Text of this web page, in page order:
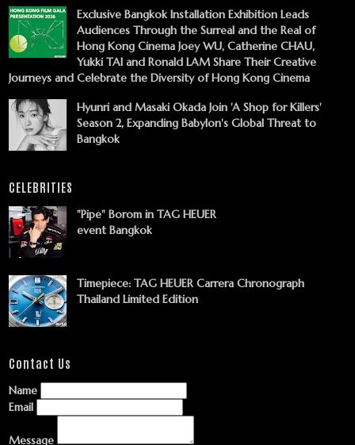
Exclusive Bangkok Installation Exhibition Leads
Audiences Through the Surreal and the Real of
Hong Kong Cinema Joey WU, Catherine CHAU,
Yukki TAI and Ronald LAM Share Their Creative
Journeys and Celebrate the Diversity of Hong Kong Cinema
Hyunri and Masaki Okada Join 'A Shop for Killers'
Season 2, Expanding Babylon's Global Threat to
Bangkok
CELEBRITIES
"Pipe" Borom in TAG HEUER
event Bangkok
Timepiece: TAG HEUER Carrera Chronograph
Thailand Limited Edition
Contact Us
Name
Email
Message